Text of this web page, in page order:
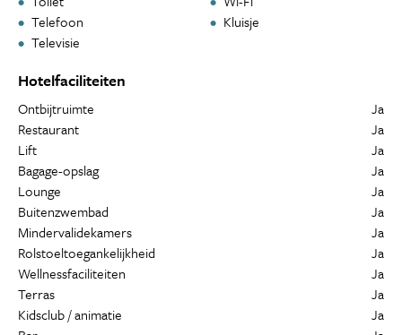
Telefoon
Kluisje
Televisie
Hotelfaciliteiten
Ontbijtruimte
Ja
Restaurant
Ja
Lift
Ja
Bagage-opslag
Ja
Lounge
Ja
Buitenzwembad
Ja
Mindervalidekamers
Ja
Rolstoeltoegankelijkheid
Ja
Wellnessfaciliteiten
Ja
Terras
Ja
Kidsclub / animatie
Ja